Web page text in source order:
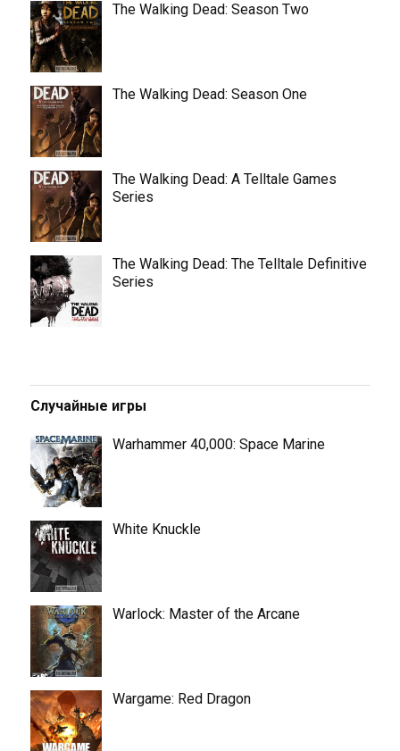
The Walking Dead: Season Two
The Walking Dead: Season One
The Walking Dead: A Telltale Games
Series
The Walking Dead: The Telltale Definitive
Series
Случайные игры
Warhammer 40,000: Space Marine
White Knuckle
Warlock: Master of the Arcane
Wargame: Red Dragon